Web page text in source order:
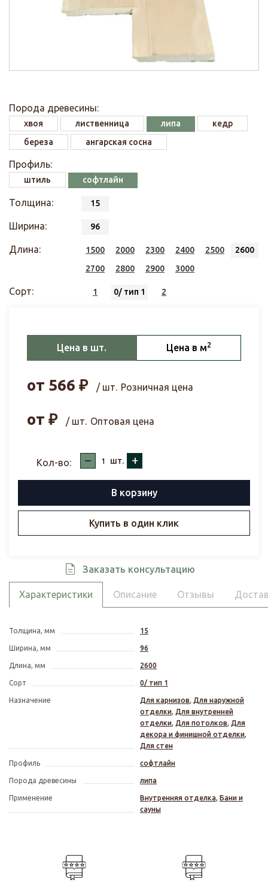
Порода древесины:
хвоя лиственница липа
кедр
береза
ангарская сосна
Профиль:
штиль софтлайн
Толщина: 15
Ширина: 96
Длина: 1500 2000 2300 2400 2500
2600
2700
2800 2900 3000
Сорт: 1 0/ тип 1 2
Цена в шт. Цена в м2
от 566 ₽ / шт. Розничная цена
от ₽ / шт. Оптовая цена
Кол-во: – шт. +
В корзину
Купить в один клик
Заказать консультацию
Характеристики Описание Отзывы
Толщина, мм 15
Ширина, мм 96
Длина, мм 2600
Сорт 0/ тип 1
Назначение Для карнизов, Для наружной
отделки, Для внутренней
отделки, Для потолков, Для
декора и финишной отделки,
Для стен
Профиль софтлайн
Порода древесины липа
Применение Внутренняя отделка, Бани и
сауны